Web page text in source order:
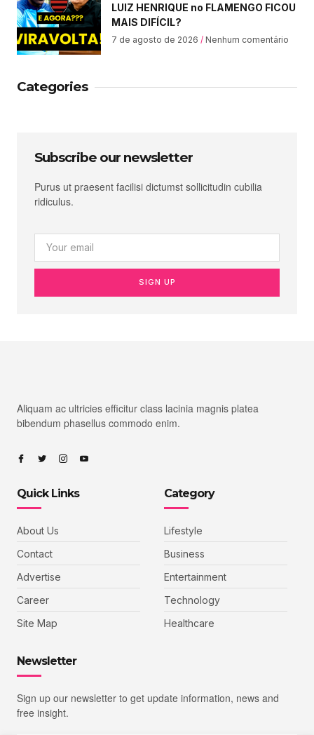
LUIZ HENRIQUE no FLAMENGO FICOU
MAIS DIFÍCIL?
7 de agosto de 2026 Nenhum comentário
Categories
Subscribe our newsletter
Purus ut praesent facilisi dictumst sollicitudin cubilia
ridiculus.
SIGN UP
Aliquam ac ultricies efficitur class lacinia magnis platea
bibendum phasellus commodo enim.
Quick Links
About Us
Contact
Advertise
Career
Site Map
Category
Lifestyle
Business
Entertainment
Technology
Healthcare
Newsletter
Sign up our newsletter to get update information, news and
free insight.